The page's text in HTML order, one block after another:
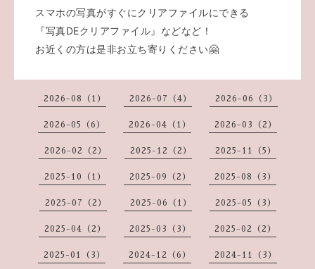
スマホの写真がすぐにクリアファイルにできる
『写真DEクリアファイル』などなど！
お近くの方は是非お立ち寄りください🤗
2026-08（1） 2026-07（4） 2026-06（3）
2026-05（6） 2026-04（1） 2026-03（2）
2026-02（2） 2025-12（2） 2025-11（5）
2025-10（1） 2025-09（2） 2025-08（3）
2025-07（2） 2025-06（1） 2025-05（3）
2025-04（2） 2025-03（3） 2025-02（2）
2025-01（3） 2024-12（6） 2024-11（3）